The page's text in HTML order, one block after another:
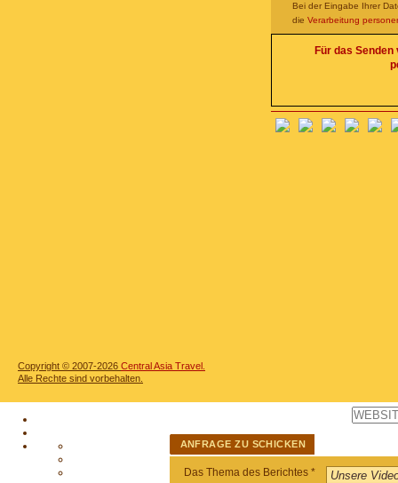
Bei der Eingabe Ihrer
die Verarbeitung
Für das
Copyright © 2007-2026 Central Asia Travel.
Alle Rechte sind vorbehalten.
ANFRAGE ZU SCHICKEN
Das Thema des Berichtes *